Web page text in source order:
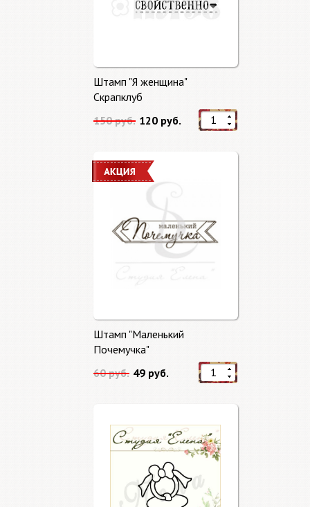
Штамп "Я женщина"
Скрапклуб
150 руб. 120 руб.
Штамп "Маленький
Почемучка"
60 руб. 49 руб.